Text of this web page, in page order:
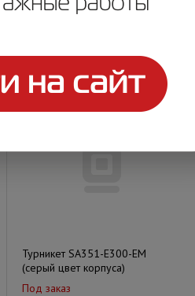
Турникет SA351-E300-EM
(серый цвет корпуса)
Под заказ